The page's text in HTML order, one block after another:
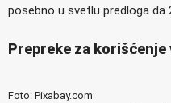
posebno u svetlu predloga da
Prepreke za korišćenje
Foto: Pixabay.com